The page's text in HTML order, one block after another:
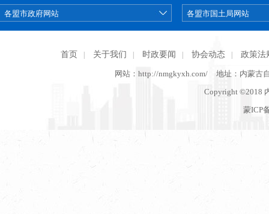
首页 关于我们 时政要闻 协会动态 政策法
网站：http://nmgkyxh.com/
地址：内蒙古
Copyright ©2018
蒙ICP